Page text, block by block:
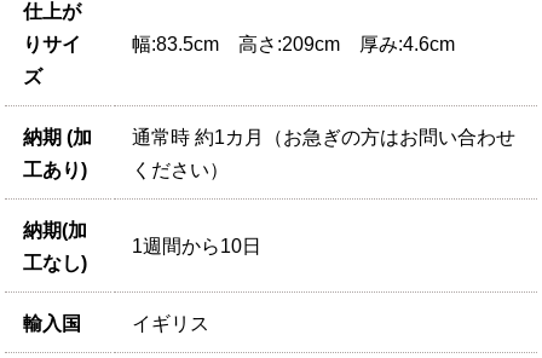
仕上が
りサイ
ズ
幅:83.5cm 高さ:209cm 厚み:4.6cm
納期 (加
工あり)
通常時 約1カ月（お急ぎの方はお問い合わせ
ください）
納期(加
工なし)
1週間から10日
輸入国 イギリス